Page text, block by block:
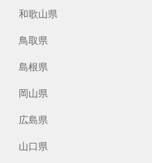
和歌山県
鳥取県
島根県
岡山県
広島県
山口県